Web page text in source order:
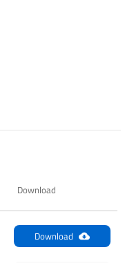
Download
Download